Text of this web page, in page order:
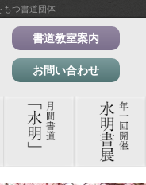
もつ書道団体
書道教室案内
お問い合わせ